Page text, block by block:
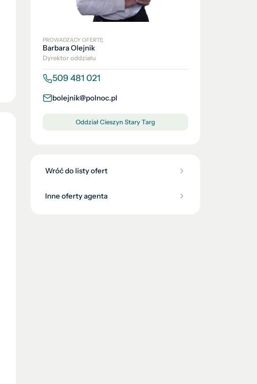
PROWADZĄCY OFERTĘ
Barbara Olejnik
Dyrektor oddziału
509 481 021
bolejnik@polnoc.pl
Oddział Cieszyn Stary Targ
Wróć do listy ofert
Inne oferty agenta